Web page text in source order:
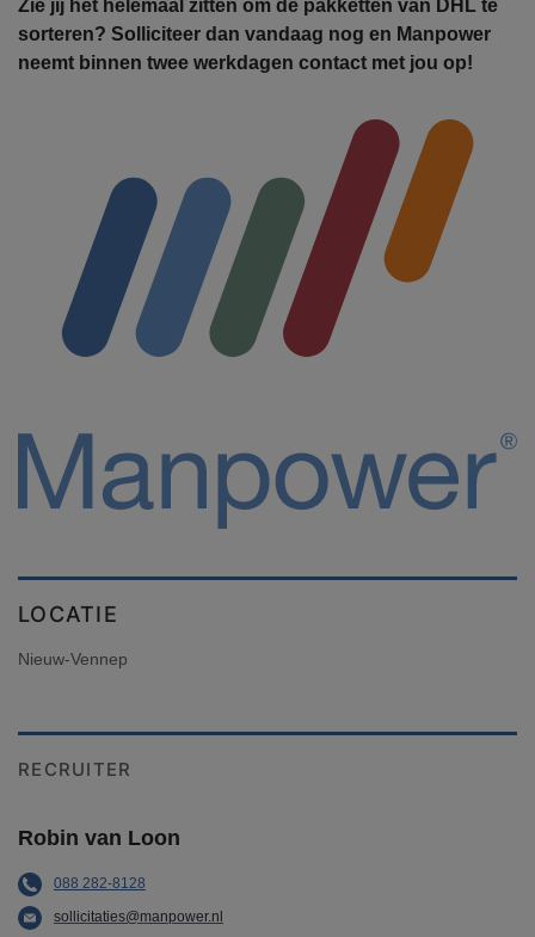
Zie jij het helemaal zitten om de pakketten van DHL te
sorteren? Solliciteer dan vandaag nog en Manpower
neemt binnen twee werkdagen contact met jou op!
LOCATIE
Nieuw-Vennep
RECRUITER
Robin van Loon
088 282-8128
sollicitaties@manpower.nl